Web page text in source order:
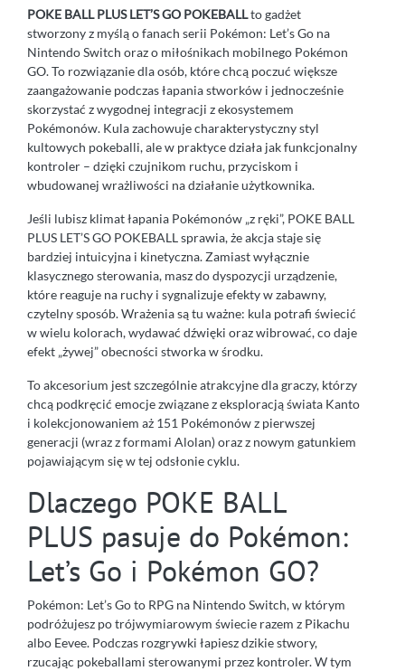
POKE BALL PLUS LET’S GO POKEBALLto gadżet
stworzony z myślą o fanach serii Pokémon: Let’s Go na
Nintendo Switch oraz o miłośnikach mobilnego Pokémon
GO. To rozwiązanie dla osób, które chcą poczuć większe
zaangażowanie podczas łapania stworków i jednocześnie
skorzystać z wygodnej integracji z ekosystemem
Pokémonów. Kula zachowuje charakterystyczny styl
kultowych pokeballi, ale w praktyce działa jak funkcjonalny
kontroler – dzięki czujnikom ruchu, przyciskom i
wbudowanej wrażliwości na działanie użytkownika.
Jeśli lubisz klimat łapania Pokémonów „z ręki”, POKE BALL
PLUS LET’S GO POKEBALL sprawia, że akcja staje się
bardziej intuicyjna i kinetyczna. Zamiast wyłącznie
klasycznego sterowania, masz do dyspozycji urządzenie,
które reaguje na ruchy i sygnalizuje efekty w zabawny,
czytelny sposób. Wrażenia są tu ważne: kula potrafi świecić
w wielu kolorach, wydawać dźwięki oraz wibrować, co daje
efekt „żywej” obecności stworka w środku.
To akcesorium jest szczególnie atrakcyjne dla graczy, którzy
chcą podkręcić emocje związane z eksploracją świata Kanto
i kolekcjonowaniem aż 151 Pokémonów z pierwszej
generacji (wraz z formami Alolan) oraz z nowym gatunkiem
pojawiającym się w tej odsłonie cyklu.
Dlaczego POKE BALL
PLUS pasuje do Pokémon:
Let’s Go i Pokémon GO?
Pokémon: Let’s Go to RPG na Nintendo Switch, w którym
podróżujesz po trójwymiarowym świecie razem z Pikachu
albo Eevee. Podczas rozgrywki łapiesz dzikie stwory,
rzucając pokeballami sterowanymi przez kontroler. W tym